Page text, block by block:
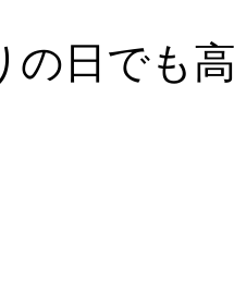
の日でも